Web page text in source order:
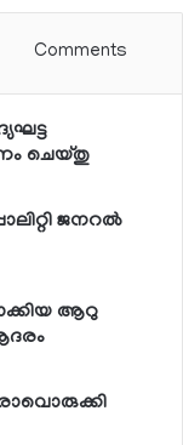
Comments
ചെയ്തു
ജനറല്‍
ആറു